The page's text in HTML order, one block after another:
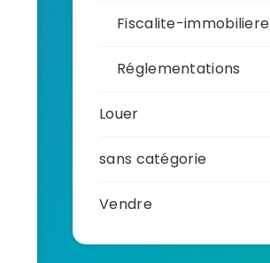
Fiscalite-immobiliere
Réglementations
Louer
sans catégorie
Vendre